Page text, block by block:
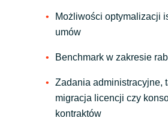
Możliwości optymalizacji
umów
Benchmark w zakresie
Zadania administracyjne,
migracja licencji czy
kontraktów